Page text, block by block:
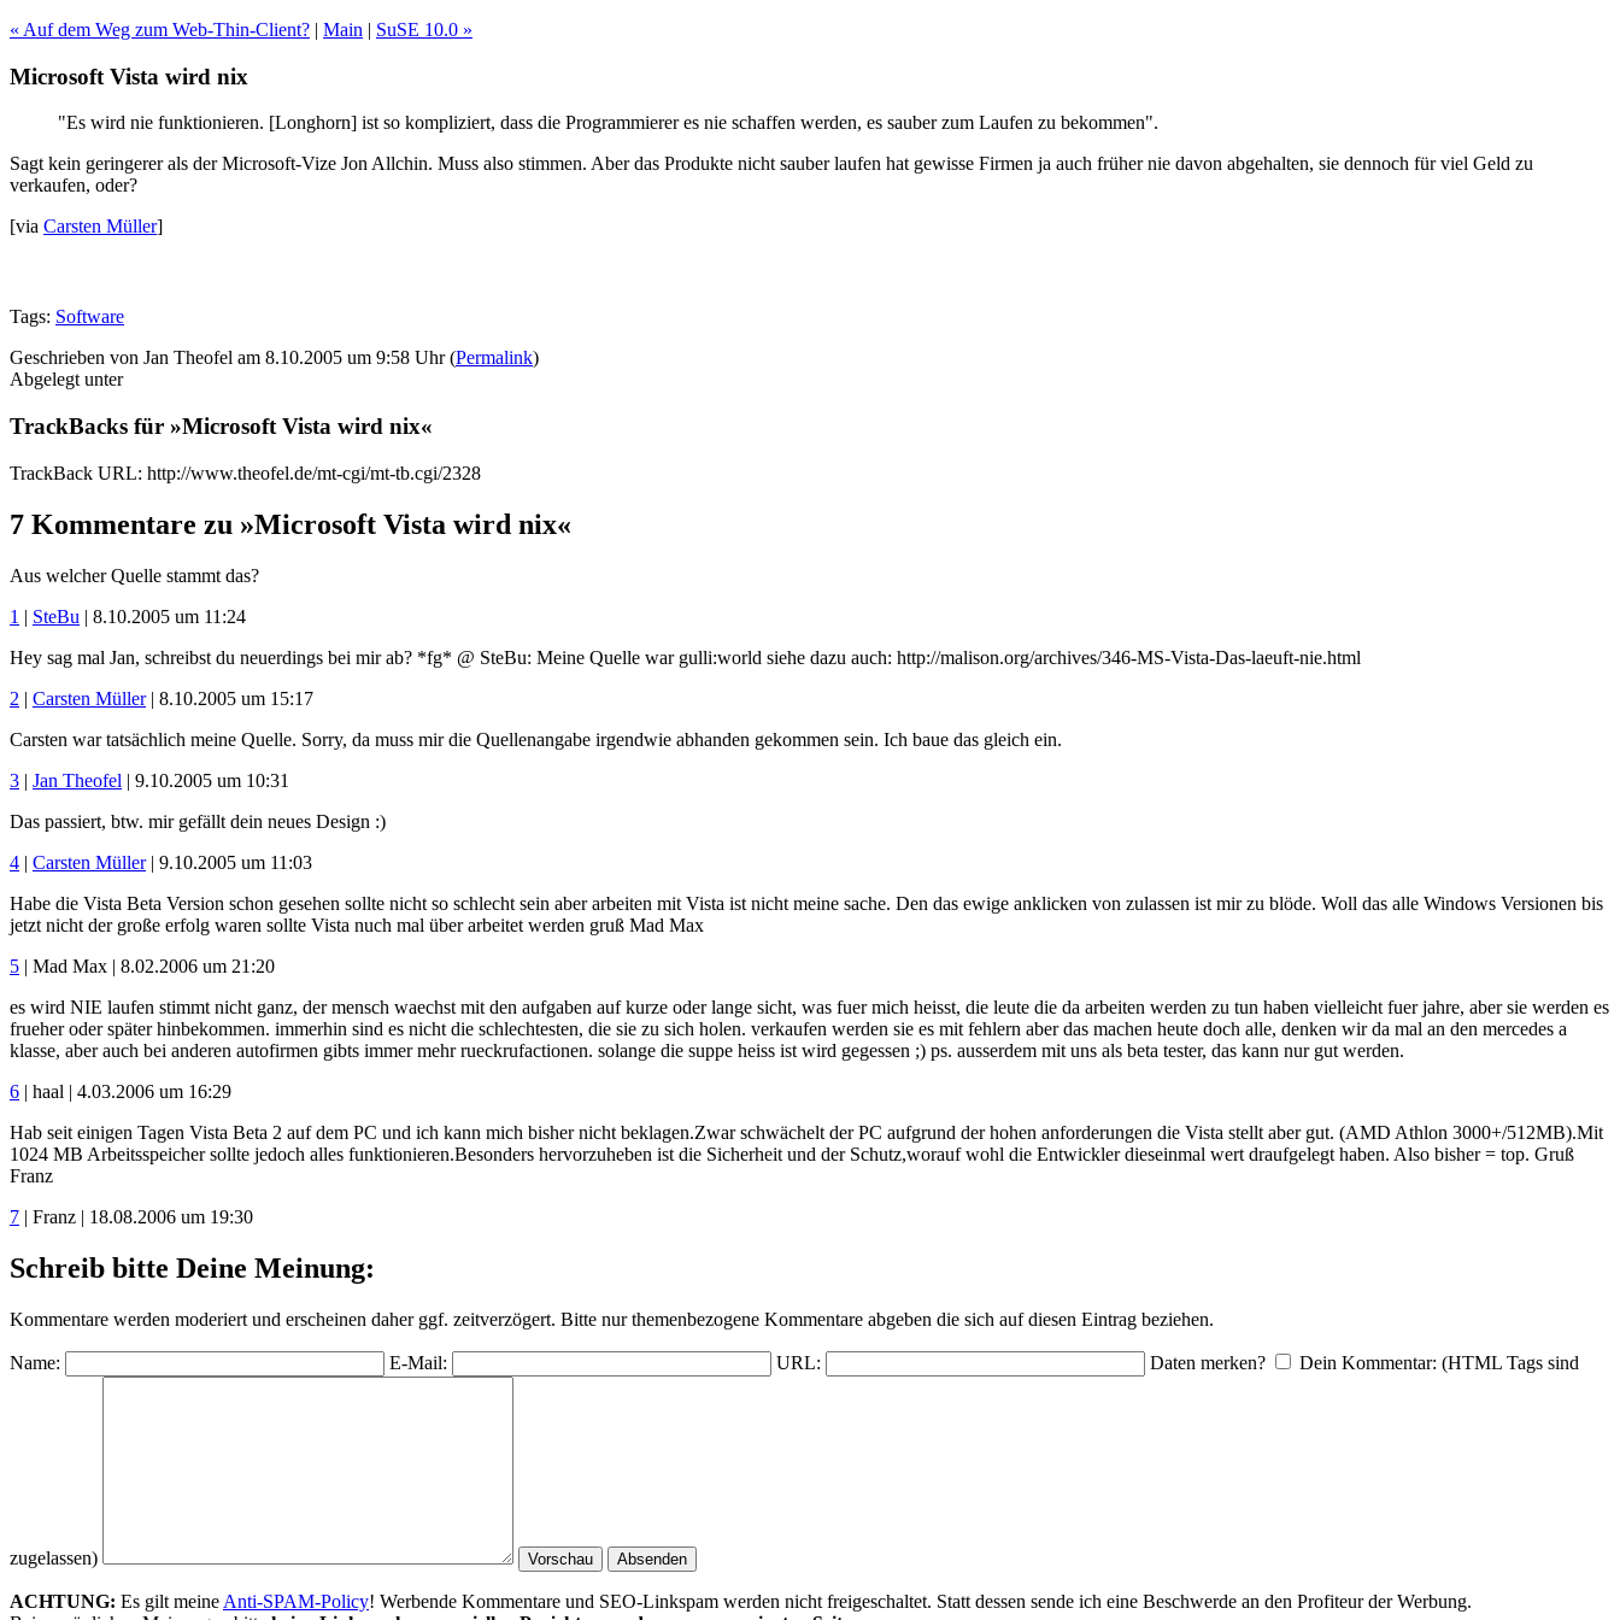
« Auf dem Weg zum Web-Thin-Client? | Main | SuSE 10.0 »
Microsoft Vista wird nix
"Es wird nie funktionieren. [Longhorn] ist so kompliziert, dass die Programmierer es nie schaffen werden, es sauber zum Laufen zu bekommen".
Sagt kein geringerer als der Microsoft-Vize Jon Allchin. Muss also stimmen. Aber das Produkte nicht sauber laufen hat gewisse Firmen ja auch früher nie davon abgehalten, sie dennoch für viel Geld zu
verkaufen, oder?
[via Carsten Müller]
Tags: Software
Geschrieben von Jan Theofel am 8.10.2005 um 9:58 Uhr (Permalink)
Abgelegt unter
TrackBacks für »Microsoft Vista wird nix«
TrackBack URL: http://www.theofel.de/mt-cgi/mt-tb.cgi/2328
7 Kommentare zu »Microsoft Vista wird nix«
Aus welcher Quelle stammt das?
1 | SteBu | 8.10.2005 um 11:24
Hey sag mal Jan, schreibst du neuerdings bei mir ab? *fg* @ SteBu: Meine Quelle war gulli:world siehe dazu auch: http://malison.org/archives/346-MS-Vista-Das-laeuft-nie.html
2 | Carsten Müller| 8.10.2005 um 15:17
Carsten war tatsächlich meine Quelle. Sorry, da muss mir die Quellenangabe irgendwie abhanden gekommen sein. Ich baue das gleich ein.
3 | Jan Theofel | 9.10.2005 um 10:31
Das passiert, btw. mir gefällt dein neues Design :)
4 | Carsten Müller| 9.10.2005 um 11:03
Habe die Vista Beta Version schon gesehen sollte nicht so schlecht sein aber arbeiten mit Vista ist nicht meine sache. Den das ewige anklicken von zulassen ist mir zu blöde. Woll das alle Windows Versionen bis
jetzt nicht der große erfolg waren sollte Vista nuch mal über arbeitet werden gruß Mad Max
5 | Mad Max | 8.02.2006 um 21:20
es wird NIE laufen stimmt nicht ganz, der mensch waechst mit den aufgaben auf kurze oder lange sicht, was fuer mich heisst, die leute die da arbeiten werden zu tun haben vielleicht fuer jahre, aber sie werden es
frueher oder später hinbekommen. immerhin sind es nicht die schlechtesten, die sie zu sich holen. verkaufen werden sie es mit fehlern aber das machen heute doch alle, denken wir da mal an den mercedes a
klasse, aber auch bei anderen autofirmen gibts immer mehr rueckrufactionen. solange die suppe heiss ist wird gegessen ;) ps. ausserdem mit uns als beta tester, das kann nur gut werden.
6 | haal | 4.03.2006 um 16:29
Hab seit einigen Tagen Vista Beta 2 auf dem PC und ich kann mich bisher nicht beklagen.Zwar schwächelt der PC aufgrund der hohen anforderungen die Vista stellt aber gut. (AMD Athlon 3000+/512MB).Mit
1024 MB Arbeitsspeicher sollte jedoch alles funktionieren.Besonders hervorzuheben ist die Sicherheit und der Schutz,worauf wohl die Entwickler dieseinmal wert draufgelegt haben. Also bisher = top. Gruß
Franz
7 | Franz | 18.08.2006 um 19:30
Schreib bitte Deine Meinung:
Kommentare werden moderiert und erscheinen daher ggf. zeitverzögert. Bitte nur themenbezogene Kommentare abgeben die sich auf diesen Eintrag beziehen.
Name: E-Mail: URL: Daten merken? Dein Kommentar: (HTML Tags sind
zugelassen)
ACHTUNG: Es gilt meine Anti-SPAM-Policy! Werbende Kommentare und SEO-Linkspam werden nicht freigeschaltet. Statt dessen sende ich eine Beschwerde an den Profiteur der Werbung.